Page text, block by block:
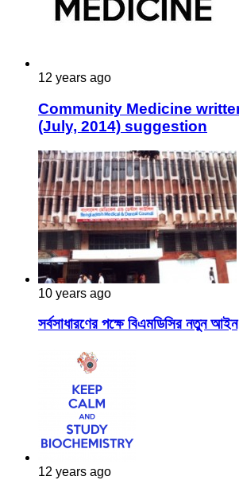
12 years ago
Community Medicine
(July, 2014) suggestion
10 years ago
সর্বসাধারণের পক্ষে বিএমডিসির নতুন আইন
12 years ago